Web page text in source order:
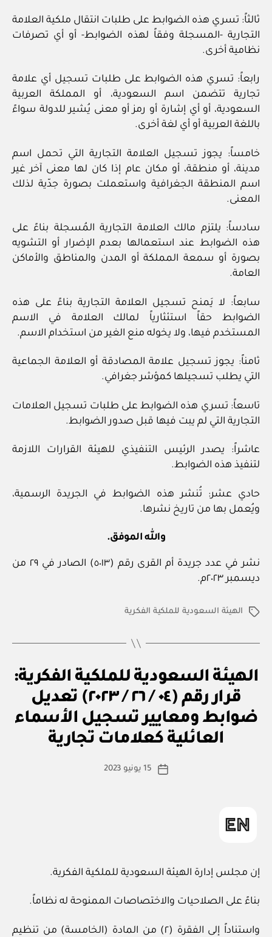
ثالثاً: تسري هذه الضوابط على طلبات انتقال ملكية العلامة
التجارية -المسجلة وفقاً لهذه الضوابط- أو أي تصرفات
نظامية أخرى.
رابعاً: تسري هذه الضوابط على طلبات تسجيل أي علامة
تجارية تتضمن اسم السعودية، أو المملكة العربية
السعودية، أو أي إشارة أو رمز أو معنى يُشير للدولة سواءً
باللغة العربية أو أي لغة أخرى.
خامساً: يجوز تسجيل العلامة التجارية التي تحمل اسم
مدينة، أو منطقة، أو مكان عام إذا كان لها معنى آخر غير
اسم المنطقة الجغرافية واستعملت بصورة جدّية لذلك
المعنى.
سادساً: يلتزم مالك العلامة التجارية المُسجلة بناءً على
هذه الضوابط عند استعمالها بعدم الإضرار أو التشويه
بصورة أو سمعة المملكة أو المدن والمناطق والأماكن
العامة.
سابعاً: لا يَمنح تسجيل العلامة التجارية بناءً على هذه
الضوابط حقاً استئثارياً لمالك العلامة في الاسم
المستخدم فيها، ولا يخوله منع الغير من استخدام الاسم.
ثامناً: يجوز تسجيل علامة المصادقة أو العلامة الجماعية
التي يطلب تسجيلها كمؤشر جغرافي.
تاسعاً: تسري هذه الضوابط على طلبات تسجيل العلامات
التجارية التي لم يبت فيها قبل صدور الضوابط.
عاشراً: يصدر الرئيس التنفيذي للهيئة القرارات اللازمة
لتنفيذ هذه الضوابط.
حادي عشر: تُنشر هذه الضوابط في الجريدة الرسمية،
ويُعمل بها من تاريخ نشرها.
والله الموفق.
نشر في عدد جريدة أم القرى رقم (٥٠١٣) الصادر في ٢٩ من
ديسمبر ٢٠٢٣م.
الوسومالهيئة السعودية للملكية الفكرية
التصنيفات
زا
الهيئة السعودية للملكية الفكرية:
قرار رقم (٠٤ / ٢٦ / ٢٠٢٣) تعديل
ضوابط ومعايير تسجيل الأسماء
العائلية كعلامات تجارية
كاتب
بو
س
ة
تاريخ
15 يونيو 2023
إن مجلس إدارة الهيئة السعودية للملكية الفكرية.
بناءً على الصلاحيات والاختصاصات الممنوحة له نظاماً.
واستناداً إلى الفقرة (٢) من المادة (الخامسة) من تنظيم